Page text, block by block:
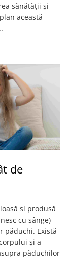
sănătății și
această
de
si produsă
cu sânge)
păduchi. Există
și a
păduchilor